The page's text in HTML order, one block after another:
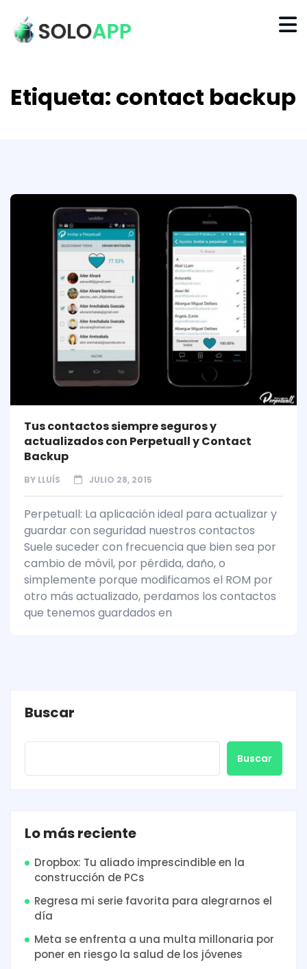
Etiqueta: contact backup
Tus contactos siempre seguros y
actualizados con Perpetuall y Contact
Backup
BY LLUÍS JULIO 28, 2015
Perpetuall: La aplicación ideal para actualizar y
guardar con seguridad nuestros contactos
Suele suceder con frecuencia que bien sea por
cambio de móvil, por pérdida, daño, o
simplemente porque modificamos el ROM por
otro más actualizado, perdamos los contactos
que tenemos guardados en
Buscar
Buscar
Lo más reciente
Dropbox: Tu aliado imprescindible en la
construcción de PCs
Regresa mi serie favorita para alegrarnos el
día
Meta se enfrenta a una multa millonaria por
poner en riesgo la salud de los jóvenes